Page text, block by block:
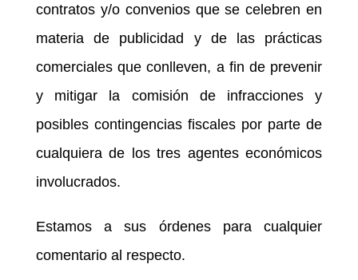
contratos y/o convenios que se celebren en
materia de publicidad y de las prácticas
comerciales que conlleven, a fin de prevenir
y mitigar la comisión de infracciones y
posibles contingencias fiscales por parte de
cualquiera de los tres agentes económicos
involucrados.
Estamos a sus órdenes para cualquier
comentario al respecto.